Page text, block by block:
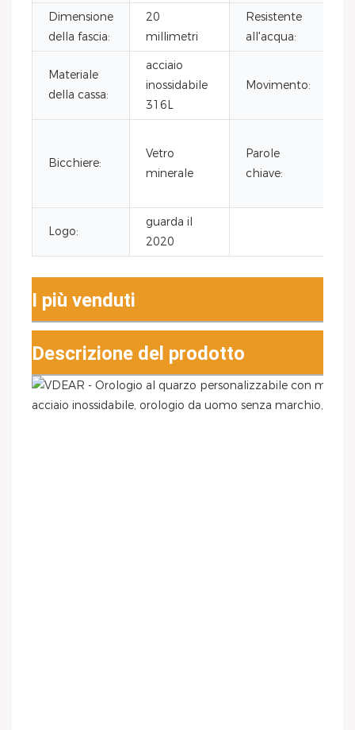
Dimensione
della fascia:
20
millimetri
Resistente
all'acqua:
Materiale
della cassa:
acciaio
inossidabile
316L
Movimento:
Bicchiere:
Vetro
minerale
Parole
chiave:
Logo:
guarda il
2020
I più venduti
Descrizione del prodotto